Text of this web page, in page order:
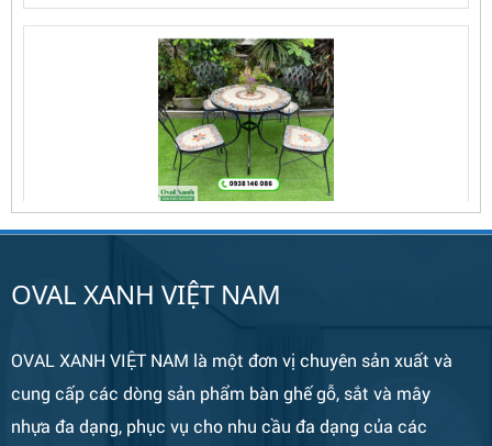
Bàn Ghế 134
OVAL XANH VIỆT NAM
OVAL XANH VIỆT NAM là một đơn vị chuyên sản xuất và
cung cấp các dòng sản phẩm bàn ghế gỗ, sắt và mây
nhựa đa dạng, phục vụ cho nhu cầu đa dạng của các